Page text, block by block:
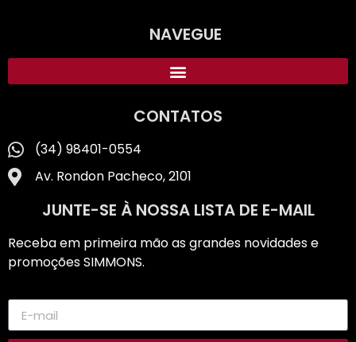
NAVEGUE
CONTATOS
(34) 98401-0554
Av. Rondon Pacheco, 2101
JUNTE-SE À NOSSA LISTA DE E-MAIL
Receba em primeira mão as grandes novidades e
promoções SIMMONS.